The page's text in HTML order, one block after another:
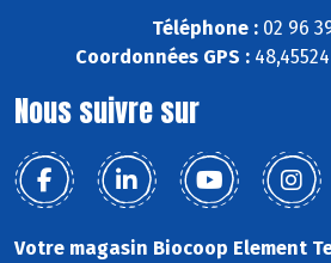
Téléphone : 02 96
Coordonnées GPS :
Nous suivre sur
Votre magasin Biocoop Element